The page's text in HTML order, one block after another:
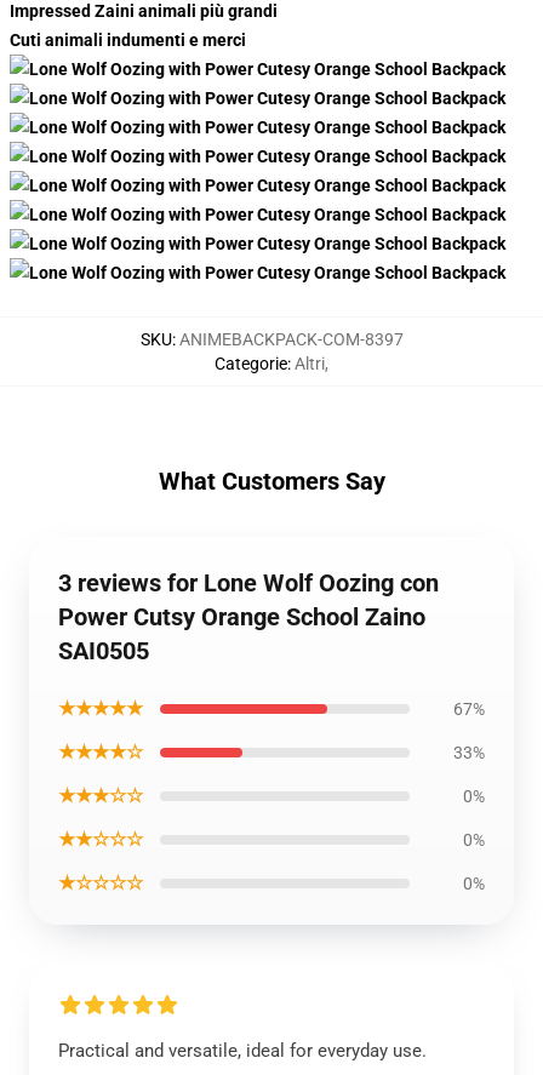
Impressed Zaini animali più grandi
Cuti animali indumenti e merci
SKU:ANIMEBACKPACK-COM-8397
Categorie:Altri,
What Customers Say
3 reviews for Lone Wolf Oozing con
Power Cutsy Orange School Zaino
SAI0505
★★★★★ 67%
★★★★☆ 33%
★★★☆☆ 0%
★★☆☆☆ 0%
★☆☆☆☆ 0%
Practical and versatile, ideal for everyday use.